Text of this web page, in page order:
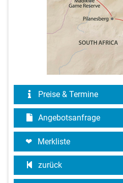
Preise & Termine
Angebotsanfrage
Merkliste
zurück